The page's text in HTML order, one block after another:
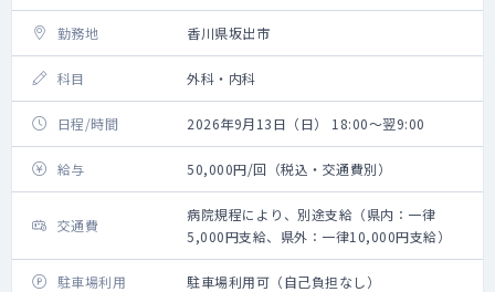
勤務地 香川県坂出市
科目 外科・内科
日程/時間 2026年9月13日（日） 18:00～翌9:00
給与 50,000円/回（税込・交通費別）
交通費
病院規程により、別途支給（県内：一律
5,000円支給、県外：一律10,000円支給）
駐車場利用 駐車場利用可（自己負担なし）